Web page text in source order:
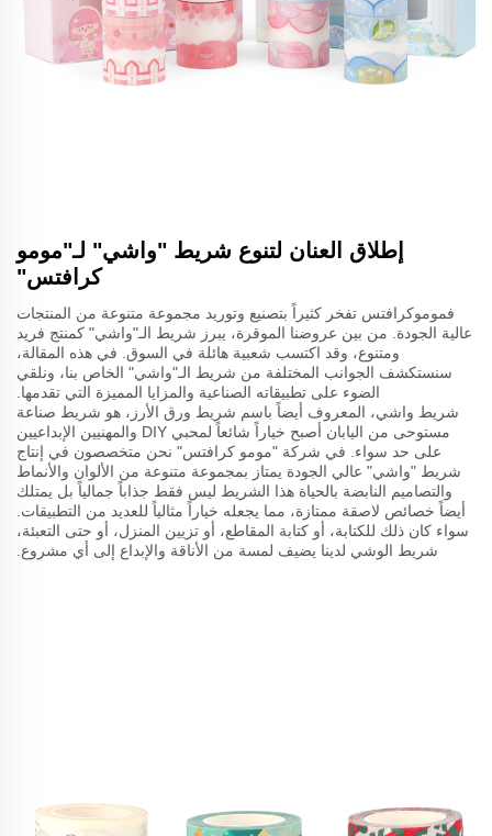
إطلاق العنان لتنوع شريط "واشي" لـ"مومو
كرافتس"
فموموكرافتس تفخر كثيراً بتصنيع وتوريد مجموعة متنوعة من المنتجات
عالية الجودة. من بين عروضنا الموقرة، يبرز شريط الـ"واشي" كمنتج فريد
ومتنوع، وقد اكتسب شعبية هائلة في السوق. في هذه المقالة،
سنستكشف الجوانب المختلفة من شريط الـ"واشي" الخاص بنا، ونلقي
الضوء على تطبيقاته الصناعية والمزايا المميزة التي تقدمها.
شريط واشي، المعروف أيضاً باسم شريط ورق الأرز، هو شريط صناعة
مستوحى من اليابان أصبح خياراً شائعاً لمحبي DIY والمهنيين الإبداعيين
على حد سواء. في شركة "مومو كرافتس" نحن متخصصون في إنتاج
شريط "واشي" عالي الجودة يمتاز بمجموعة متنوعة من الألوان والأنماط
والتصاميم النابضة بالحياة هذا الشريط ليس فقط جذاباً جمالياً بل يمتلك
أيضاً خصائص لاصقة ممتازة، مما يجعله خياراً مثالياً للعديد من التطبيقات.
سواء كان ذلك للكتابة، أو كتابة المقاطع، أو تزيين المنزل، أو حتى التعبئة،
شريط الوشي لدينا يضيف لمسة من الأناقة والإبداع إلى أي مشروع.